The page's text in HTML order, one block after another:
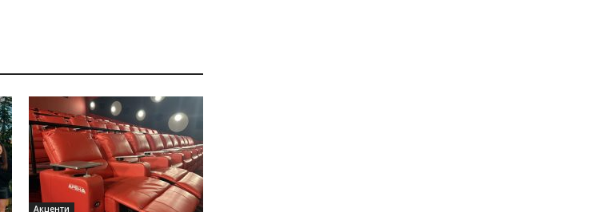
Акценти